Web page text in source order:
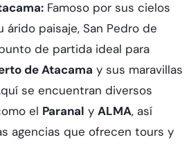
Famoso por sus cielos
árido paisaje, San Pedro de
de partida ideal para
de Atacama y sus maravillas
se encuentran diversos
el Paranal y ALMA, así
agencias que ofrecen tours y